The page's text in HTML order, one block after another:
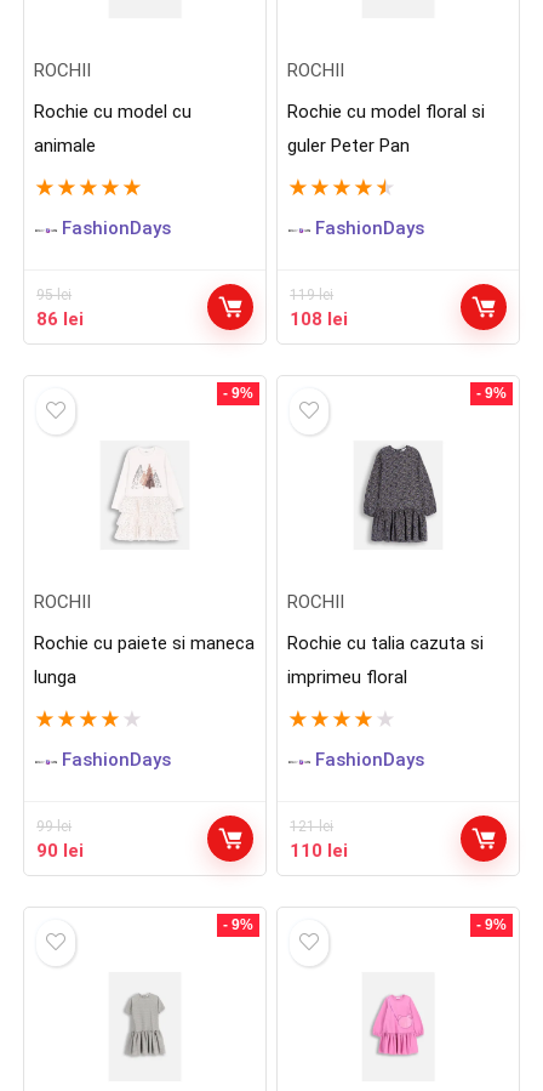
ROCHII
Rochie cu model cu
animale
★ ★ ★ ★ ★
FashionDays
95lei
Prețul
inițial
95 lei.
86 lei
curent
ROCHII
Rochie cu model floral si
guler Peter Pan
★ ★ ★ ★ ★
FashionDays
119lei
Prețul
inițial
119 lei.
108 lei
curent
- 9%
ROCHII
Rochie cu paiete si maneca
lunga
★ ★ ★ ★ ★
FashionDays
99lei
Prețul
inițial
99 lei.
90 lei
curent
- 9%
ROCHII
Rochie cu talia cazuta si
imprimeu floral
★ ★ ★ ★ ★
FashionDays
121lei
Prețul
inițial
121 lei.
110 lei
curent
- 9% - 9%